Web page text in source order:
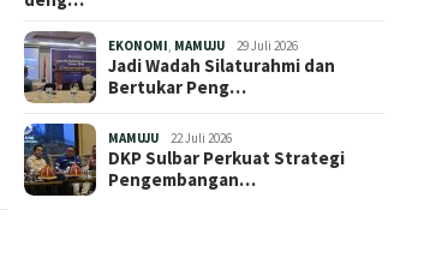
EKONOMI MAMUJU 29 Juli 2026
Jadi Wadah Silaturahmi dan
Bertukar Peng…
MAMUJU 22 Juli 2026
DKP Sulbar Perkuat Strategi
Pengembangan…